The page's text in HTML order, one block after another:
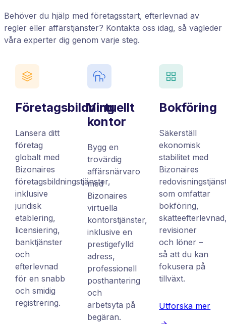
Behöver du hjälp med företagsstart, efterlevnad av
regler eller affärstjänster? Kontakta oss idag, så vägleder
våra experter dig genom varje steg.
Företagsbildning
Lansera ditt
företag
globalt med
Bizonaires
företagsbildningstjänster,
inklusive
juridisk
etablering,
licensiering,
banktjänster
och
efterlevnad
för en snabb
och smidig
registrering.
Virtuellt
kontor
Bygg en
trovärdig
affärsnärvaro
med
Bizonaires
virtuella
kontorstjänster,
inklusive en
prestigefylld
adress,
professionell
posthantering
och
arbetsyta på
begäran.
Bokföring
Säkerställ
ekonomisk
stabilitet med
Bizonaires
som omfattar
bokföring,
revisioner
och löner –
så att du kan
fokusera på
tillväxt.
Utforska mer